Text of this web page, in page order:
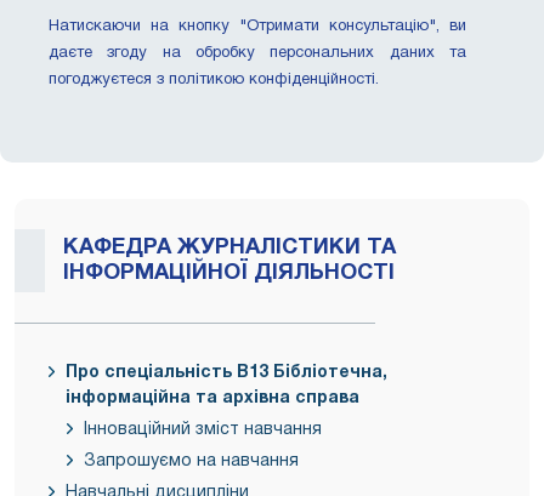
Натискаючи на кнопку "Отримати консультацію", ви
даєте згоду на обробку персональних даних та
погоджуєтеся з політикою конфіденційності.
КАФЕДРА ЖУРНАЛІСТИКИ ТА
ІНФОРМАЦІЙНОЇ ДІЯЛЬНОСТІ
Про спеціальність В13 Бібліотечна,
інформаційна та архівна справа
Інноваційний зміст навчання
Запрошуємо на навчання